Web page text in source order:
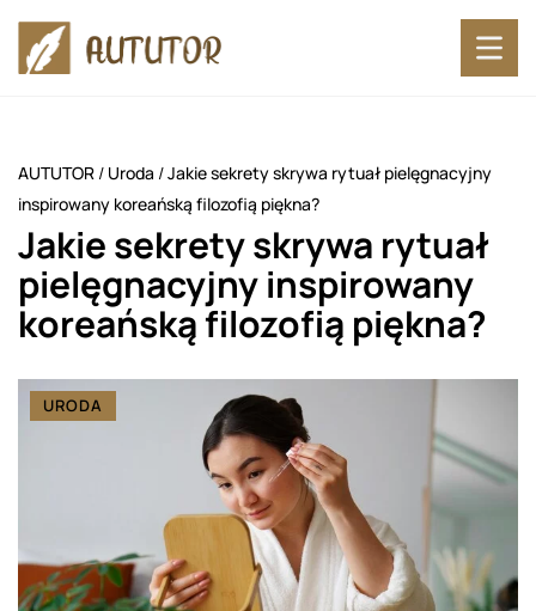
AUTUTOR / Uroda /Jakie sekrety skrywa rytuał pielęgnacyjny
inspirowany koreańską filozofią piękna?
Jakie sekrety skrywa rytuał
pielęgnacyjny inspirowany
koreańską filozofią piękna?
URODA